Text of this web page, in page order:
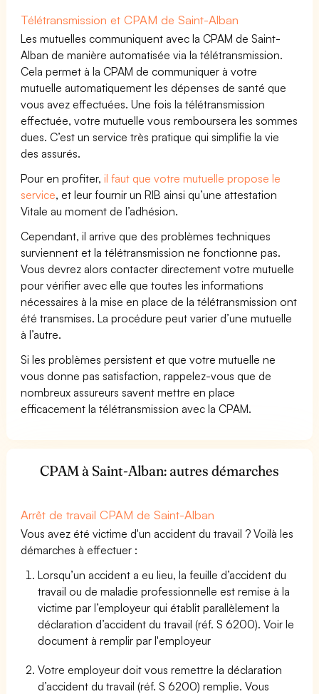
Télétransmission et CPAM de Saint-Alban
Les mutuelles communiquent avec la CPAM de Saint-
Alban de manière automatisée via la télétransmission.
Cela permet à la CPAM de communiquer à votre
mutuelle automatiquement les dépenses de santé que
vous avez effectuées. Une fois la télétransmission
effectuée, votre mutuelle vous remboursera les sommes
dues. C’est un service très pratique qui simplifie la vie
des assurés.
Pour en profiter,il faut que votre mutuelle propose le
service, et leur fournir un RIB ainsi qu’une attestation
Vitale au moment de l’adhésion.
Cependant, il arrive que des problèmes techniques
surviennent et la télétransmission ne fonctionne pas.
Vous devrez alors contacter directement votre mutuelle
pour vérifier avec elle que toutes les informations
nécessaires à la mise en place de la télétransmission ont
été transmises. La procédure peut varier d’une mutuelle
à l’autre.
Si les problèmes persistent et que votre mutuelle ne
vous donne pas satisfaction, rappelez-vous que de
nombreux assureurs savent mettre en place
efficacement la télétransmission avec la CPAM.
CPAM à Saint-Alban: autres démarches
Arrêt de travail CPAM de Saint-Alban
Vous avez été victime d'un accident du travail ? Voilà les
démarches à effectuer :
Lorsqu’un accident a eu lieu, la feuille d’accident du
travail ou de maladie professionnelle est remise à la
victime par l’employeur qui établit parallèlement la
déclaration d’accident du travail (réf. S 6200). Voir le
document à remplir par l'employeur
Votre employeur doit vous remettre la déclaration
d’accident du travail (réf. S 6200) remplie. Vous